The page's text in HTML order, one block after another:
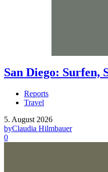
San Diego: Surfen,
Reports
Travel
5. August 2026
byClaudia Hilmbauer
0